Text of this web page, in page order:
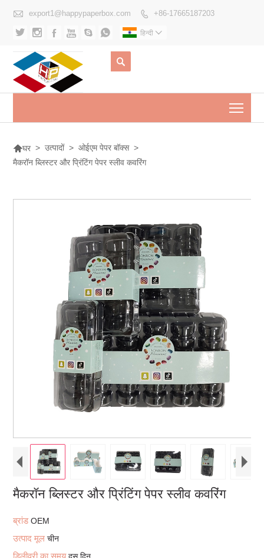
 export1@happypaperbox.com  +86-17665187203
      हिन्दी 

घर > उत्पादों > ओईएम पेपर बॉक्स >
मैकरॉन ब्लिस्टर और प्रिंटिंग पेपर स्लीव कवरिंग
मैकरॉन ब्लिस्टर और प्रिंटिंग पेपर स्लीव कवरिंग
ब्रांडOEM
उत्पाद मूलचीन
डिलीवरी का समयदस दिन